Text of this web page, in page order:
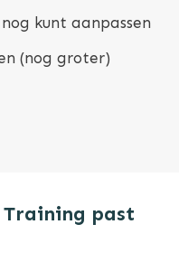
kunt aanpassen
(nog groter)
Training past